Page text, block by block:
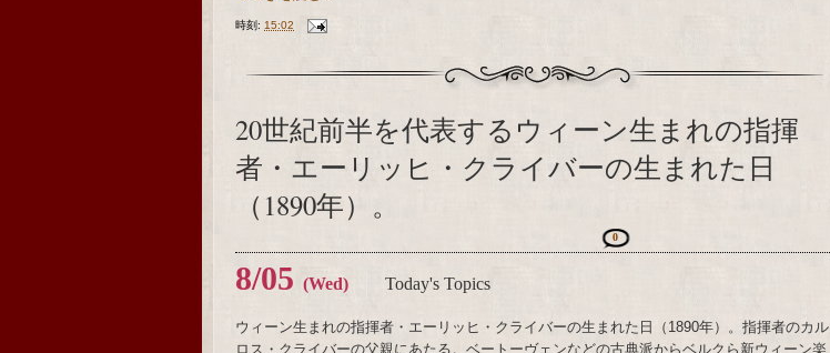
時刻: 15:02
20世紀前半を代表するウィーン生まれの指揮
者・エーリッヒ・クライバーの生まれた日
（1890年）。
0
8/05 (Wed) Today's Topics
ウィーン生まれの指揮者・エーリッヒ・クライバーの生まれた日（1890年）。指揮者のカル
ロス・クライバーの父親にあたる。ベートーヴェンなどの古典派からベルクら新ウィーン楽